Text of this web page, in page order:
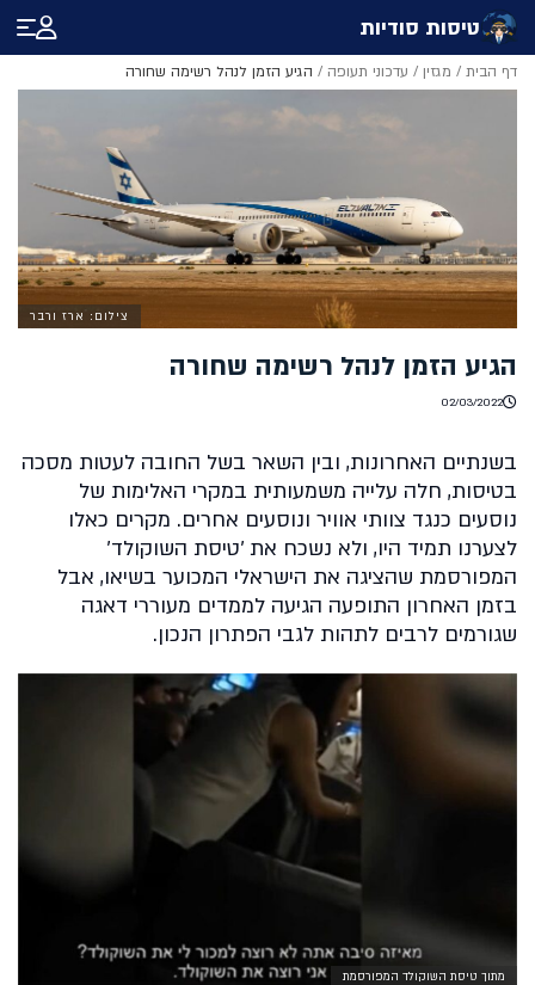
טיסות סודיות
דף הבית / מגזין / עדכוני תעופה / הגיע הזמן לנהל רשימה שחורה
צילום: ארז ורבר
הגיע הזמן לנהל רשימה שחורה
02/03/2022
בשנתיים האחרונות, ובין השאר בשל החובה לעטות מסכה
בטיסות, חלה עלייה משמעותית במקרי האלימות של
נוסעים כנגד צוותי אוויר ונוסעים אחרים. מקרים כאלו
לצערנו תמיד היו, ולא נשכח את ׳טיסת השוקולד׳
המפורסמת שהציגה את הישראלי המכוער בשיאו, אבל
בזמן האחרון התופעה הגיעה לממדים מעוררי דאגה
שגורמים לרבים לתהות לגבי הפתרון הנכון.
מתוך טיסת השוקולד המפורסמת